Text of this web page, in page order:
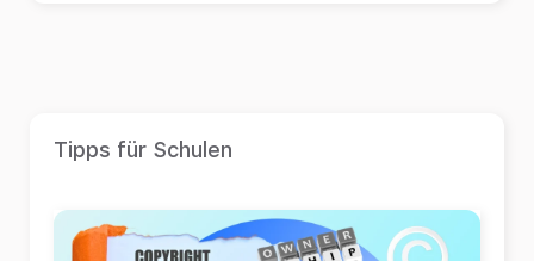
Tipps für Schulen